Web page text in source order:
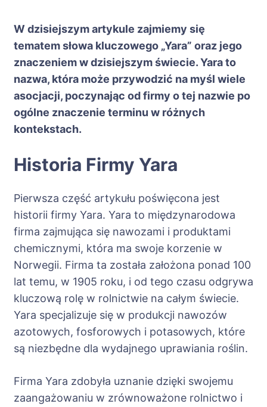
W dzisiejszym artykule zajmiemy się
tematem słowa kluczowego „Yara” oraz jego
znaczeniem w dzisiejszym świecie. Yara to
nazwa, która może przywodzić na myśl wiele
asocjacji, poczynając od firmy o tej nazwie po
ogólne znaczenie terminu w różnych
kontekstach.
Historia Firmy Yara
Pierwsza część artykułu poświęcona jest
historii firmy Yara. Yara to międzynarodowa
firma zajmująca się nawozami i produktami
chemicznymi, która ma swoje korzenie w
Norwegii. Firma ta została założona ponad 100
lat temu, w 1905 roku, i od tego czasu odgrywa
kluczową rolę w rolnictwie na całym świecie.
Yara specjalizuje się w produkcji nawozów
azotowych, fosforowych i potasowych, które
są niezbędne dla wydajnego uprawiania roślin.
Firma Yara zdobyła uznanie dzięki swojemu
zaangażowaniu w zrównoważone rolnictwo i